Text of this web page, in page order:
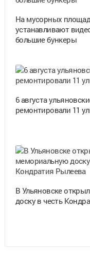
На мусорных
устанавливают
большие бункеры
6 августа
ремонтировали 11
В Ульяновске
доску в честь